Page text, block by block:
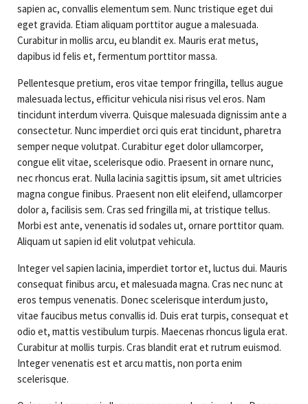
Rego Inspections
More Services
Brake & Clutch
Exhaust Repairs
Auto Electrical
Suspension & Steering
Transmission Service
sapien ac, convallis elementum sem. Nunc tristique eget dui
eget gravida. Etiam aliquam porttitor augue a malesuada.
Curabitur in mollis arcu, eu blandit ex. Mauris erat metus,
dapibus id felis et, fermentum porttitor massa.
Pellentesque pretium, eros vitae tempor fringilla, tellus augue
malesuada lectus, efficitur vehicula nisi risus vel eros. Nam
tincidunt interdum viverra. Quisque malesuada dignissim ante a
consectetur. Nunc imperdiet orci quis erat tincidunt, pharetra
semper neque volutpat. Curabitur eget dolor ullamcorper,
congue elit vitae, scelerisque odio. Praesent in ornare nunc,
nec rhoncus erat. Nulla lacinia sagittis ipsum, sit amet ultricies
magna congue finibus. Praesent non elit eleifend, ullamcorper
dolor a, facilisis sem. Cras sed fringilla mi, at tristique tellus.
Morbi est ante, venenatis id sodales ut, ornare porttitor quam.
Aliquam ut sapien id elit volutpat vehicula.
Integer vel sapien lacinia, imperdiet tortor et, luctus dui. Mauris
consequat finibus arcu, et malesuada magna. Cras nec nunc at
eros tempus venenatis. Donec scelerisque interdum justo,
vitae faucibus metus convallis id. Duis erat turpis, consequat et
odio et, mattis vestibulum turpis. Maecenas rhoncus ligula erat.
Curabitur at mollis turpis. Cras blandit erat et rutrum euismod.
Integer venenatis est et arcu mattis, non porta enim
scelerisque.